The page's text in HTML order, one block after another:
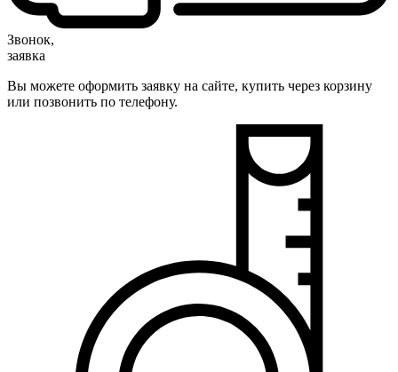
Звонок,
заявка
Вы можете оформить заявку на сайте, купить через корзину
или позвонить по телефону.